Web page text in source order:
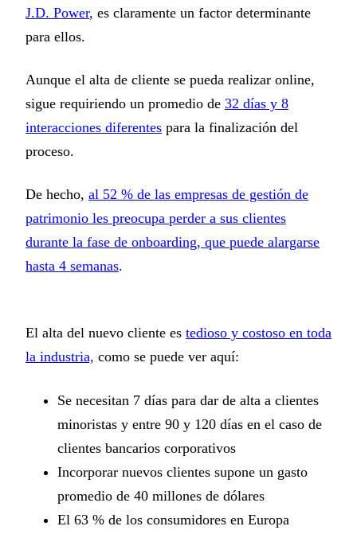
J.D. Power, es claramente un factor determinante
para ellos.
Aunque el alta de cliente se pueda realizar online,
sigue requiriendo un promedio de 32 días y 8
interacciones diferentes para la finalización del
proceso.
De hecho, al 52 % de las empresas de gestión de
patrimonio les preocupa perder a sus clientes
durante la fase de onboarding, que puede alargarse
hasta 4 semanas.
El alta del nuevo cliente es tedioso y costoso en toda
la industria, como se puede ver aquí:
Se necesitan 7 días para dar de alta a clientes
minoristas y entre 90 y 120 días en el caso de
clientes bancarios corporativos
Incorporar nuevos clientes supone un gasto
promedio de 40 millones de dólares
El 63 % de los consumidores en Europa